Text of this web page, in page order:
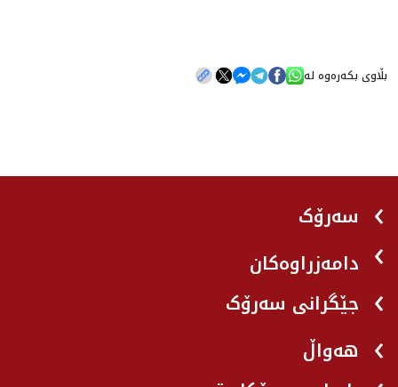
بڵاوی بکەرەوە لە
سەرۆک
دامەزراوەکان
جێگرانی سه‌رۆک
هه‌واڵ